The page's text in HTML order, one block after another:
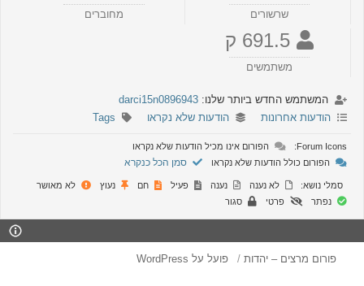
שרשורים מחוברים
691.5 ק
משתמשים
המשתמש החדש ביותר שלנו: darci15n0896943
הודעות אחרונות
הודעות שלא נקראו Tags
Forum Icons:
הפורום אינו מכיל הודעות שלא נקראו
הפורום כולל הודעות שלא נקראו
סמן הכל כנקרא
סמלי נושא: לא נענה נענה פעיל חם נעוץ
לא מאושר
נפתר
פרטי סגור
פורום מרצים – יהדות פועל על WordPress